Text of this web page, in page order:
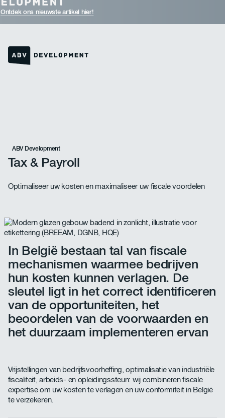
Ontdek ons nieuwste artikel hier!
ABV Development
Tax & Payroll
Optimaliseer uw kosten en maximaliseer uw fiscale voordelen
In België bestaan tal van fiscale
mechanismen waarmee bedrijven
hun kosten kunnen verlagen. De
sleutel ligt in het correct identificeren
van de opportuniteiten, het
beoordelen van de voorwaarden en
het duurzaam implementeren ervan
Vrijstellingen van bedrijfsvoorheffing, optimalisatie van industriële
fiscaliteit, arbeids- en opleidingssteun: wij combineren fiscale
expertise om uw kosten te verlagen en uw conformiteit in België
te verzekeren.